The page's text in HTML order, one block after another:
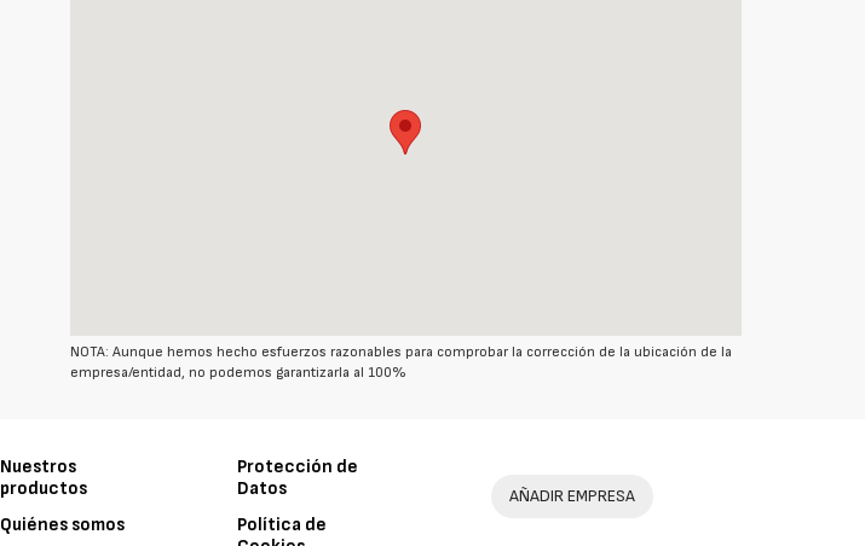
NOTA: Aunque hemos hecho esfuerzos razonables para comprobar la corrección de la ubicación de la
empresa/entidad, no podemos garantizarla al 100%
Nuestros
productos
Quiénes somos
Protección de
Datos
Política de
AÑADIR EMPRESA